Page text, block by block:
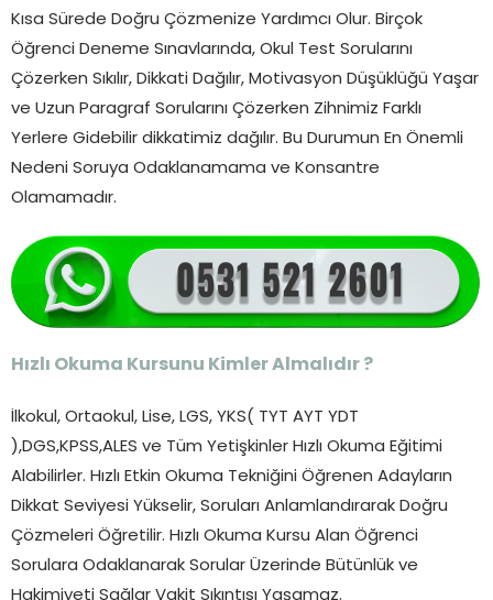
Kısa Sürede Doğru Çözmenize Yardımcı Olur. Birçok
Öğrenci Deneme Sınavlarında, Okul Test Sorularını
Çözerken Sıkılır, Dikkati Dağılır, Motivasyon Düşüklüğü Yaşar
ve Uzun Paragraf Sorularını Çözerken Zihnimiz Farklı
Yerlere Gidebilir dikkatimiz dağılır. Bu Durumun En Önemli
Nedeni Soruya Odaklanamama ve Konsantre
Olamamadır.
Hızlı Okuma Kursunu Kimler Almalıdır ?
İlkokul, Ortaokul, Lise, LGS, YKS( TYT AYT YDT
),DGS,KPSS,ALES ve Tüm Yetişkinler Hızlı Okuma Eğitimi
Alabilirler. Hızlı Etkin Okuma Tekniğini Öğrenen Adayların
Dikkat Seviyesi Yükselir, Soruları Anlamlandırarak Doğru
Çözmeleri Öğretilir. Hızlı Okuma Kursu Alan Öğrenci
Sorulara Odaklanarak Sorular Üzerinde Bütünlük ve
Hakimiyeti Sağlar Vakit Sıkıntısı Yaşamaz.